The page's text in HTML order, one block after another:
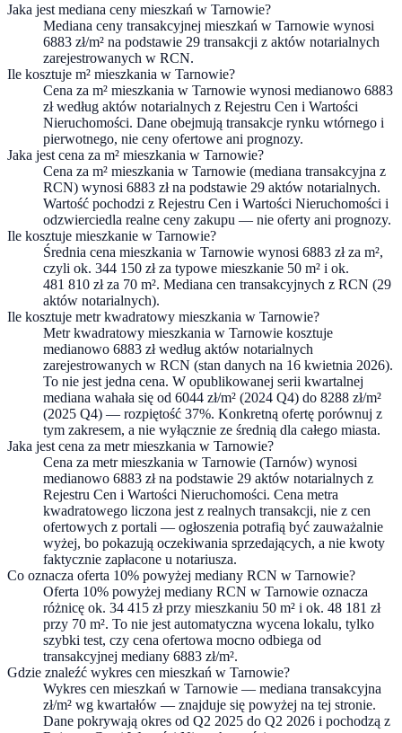
Jaka jest mediana ceny mieszkań w Tarnowie?
Mediana ceny transakcyjnej mieszkań w Tarnowie wynosi
6883 zł/m² na podstawie 29 transakcji z aktów notarialnych
zarejestrowanych w RCN.
Ile kosztuje m² mieszkania w Tarnowie?
Cena za m² mieszkania w Tarnowie wynosi medianowo 6883
zł według aktów notarialnych z Rejestru Cen i Wartości
Nieruchomości. Dane obejmują transakcje rynku wtórnego i
pierwotnego, nie ceny ofertowe ani prognozy.
Jaka jest cena za m² mieszkania w Tarnowie?
Cena za m² mieszkania w Tarnowie (mediana transakcyjna z
RCN) wynosi 6883 zł na podstawie 29 aktów notarialnych.
Wartość pochodzi z Rejestru Cen i Wartości Nieruchomości i
odzwierciedla realne ceny zakupu — nie oferty ani prognozy.
Ile kosztuje mieszkanie w Tarnowie?
Średnia cena mieszkania w Tarnowie wynosi 6883 zł za m²,
czyli ok. 344 150 zł za typowe mieszkanie 50 m² i ok.
481 810 zł za 70 m². Mediana cen transakcyjnych z RCN (29
aktów notarialnych).
Ile kosztuje metr kwadratowy mieszkania w Tarnowie?
Metr kwadratowy mieszkania w Tarnowie kosztuje
medianowo 6883 zł według aktów notarialnych
zarejestrowanych w RCN (stan danych na 16 kwietnia 2026).
To nie jest jedna cena. W opublikowanej serii kwartalnej
mediana wahała się od 6044 zł/m² (2024 Q4) do 8288 zł/m²
(2025 Q4) — rozpiętość 37%. Konkretną ofertę porównuj z
tym zakresem, a nie wyłącznie ze średnią dla całego miasta.
Jaka jest cena za metr mieszkania w Tarnowie?
Cena za metr mieszkania w Tarnowie (Tarnów) wynosi
medianowo 6883 zł na podstawie 29 aktów notarialnych z
Rejestru Cen i Wartości Nieruchomości. Cena metra
kwadratowego liczona jest z realnych transakcji, nie z cen
ofertowych z portali — ogłoszenia potrafią być zauważalnie
wyżej, bo pokazują oczekiwania sprzedających, a nie kwoty
faktycznie zapłacone u notariusza.
Co oznacza oferta 10% powyżej mediany RCN w Tarnowie?
Oferta 10% powyżej mediany RCN w Tarnowie oznacza
różnicę ok. 34 415 zł przy mieszkaniu 50 m² i ok. 48 181 zł
przy 70 m². To nie jest automatyczna wycena lokalu, tylko
szybki test, czy cena ofertowa mocno odbiega od
transakcyjnej mediany 6883 zł/m².
Gdzie znaleźć wykres cen mieszkań w Tarnowie?
Wykres cen mieszkań w Tarnowie — mediana transakcyjna
zł/m² wg kwartałów — znajduje się powyżej na tej stronie.
Dane pokrywają okres od Q2 2025 do Q2 2026 i pochodzą z